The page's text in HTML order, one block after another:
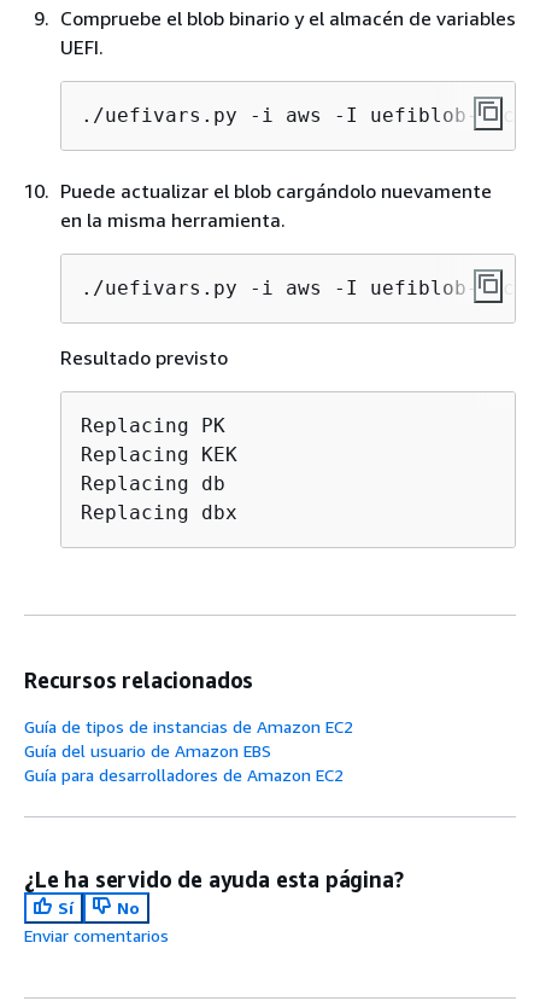
Compruebe el blob binario y el almacén de variables
UEFI.
./uefivars.py -i aws -I uefiblob-
Puede actualizar el blob cargándolo nuevamente
en la misma herramienta.
./uefivars.py -i aws -I uefiblob-
Resultado previsto
Replacing PK
Replacing KEK
Replacing db
Replacing dbx
Recursos relacionados
Guía de tipos de instancias de Amazon EC2
Guía del usuario de Amazon EBS
Guía para desarrolladores de Amazon EC2
¿Le ha servido de ayuda esta página?
Sí
No
Enviar comentarios